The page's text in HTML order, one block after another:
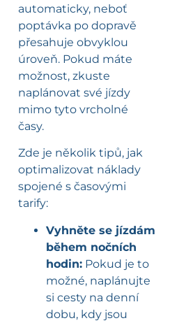
automaticky, neboť
poptávka po dopravě
přesahuje obvyklou
úroveň. Pokud máte
možnost, zkuste
naplánovat své jízdy
mimo tyto vrcholné
časy.
Zde je několik tipů, jak
optimalizovat náklady
spojené s časovými
tarify:
Vyhněte se jízdám
během nočních
hodin: Pokud je to
možné, naplánujte
si cesty na denní
dobu, kdy jsou